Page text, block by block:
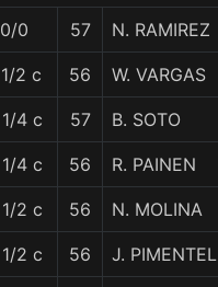
0/0 57 N. RAMIREZ
2 c 56 W. VARGAS
4 c 57 B. SOTO
4 c 56 R. PAINEN
2 c 56 N. MOLINA
2 c 56 J. PIMENTEL